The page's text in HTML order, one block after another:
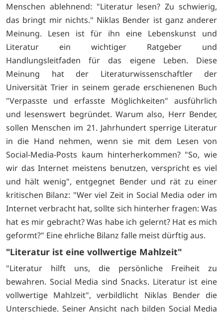
Menschen ablehnend: "Literatur lesen? Zu schwierig,
das bringt mir nichts." Niklas Bender ist ganz anderer
Meinung. Lesen ist für ihn eine Lebenskunst und
Literatur ein wichtiger Ratgeber und
Handlungsleitfaden für das eigene Leben. Diese
Meinung hat der Literaturwissenschaftler der
Universität Trier in seinem gerade erschienenen Buch
"Verpasste und erfasste Möglichkeiten" ausführlich
und lesenswert begründet. Warum also, Herr Bender,
sollen Menschen im 21. Jahrhundert sperrige Literatur
in die Hand nehmen, wenn sie mit dem Lesen von
Social-Media-Posts kaum hinterherkommen? "So, wie
wir das Internet meistens benutzen, verspricht es viel
und hält wenig", entgegnet Bender und rät zu einer
kritischen Bilanz: "Wer viel Zeit in Social Media oder im
Internet verbracht hat, sollte sich hinterher fragen: Was
hat es mir gebracht? Was habe ich gelernt? Hat es mich
geformt?" Eine ehrliche Bilanz falle meist dürftig aus.
"Literatur ist eine vollwertige Mahlzeit"
"Literatur hilft uns, die persönliche Freiheit zu
bewahren. Social Media sind Snacks. Literatur ist eine
vollwertige Mahlzeit", verbildlicht Niklas Bender die
Unterschiede. Seiner Ansicht nach bilden Social Media